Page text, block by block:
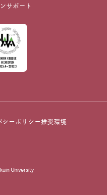
サポート
シーポリシー推奨環境
University